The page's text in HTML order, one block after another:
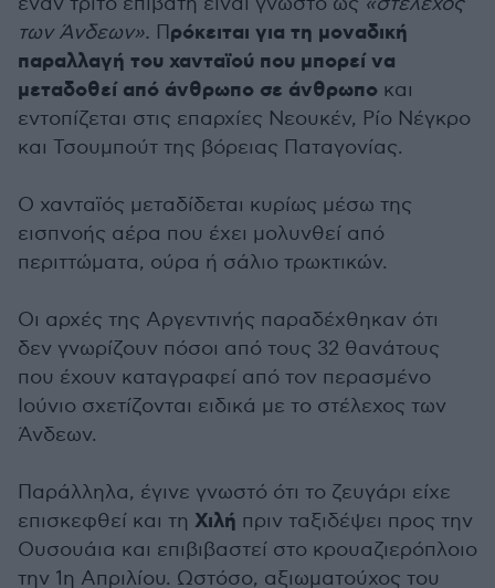
των Άνδεων». Πρόκειται για τη μοναδική
παραλλαγή του χανταϊού που μπορεί να
μεταδοθεί από άνθρωπο σε άνθρωπο και
εντοπίζεται στις επαρχίες Νεουκέν, Ρίο Νέγκρο
και Τσουμπούτ της βόρειας Παταγονίας.
Ο χανταϊός μεταδίδεται κυρίως μέσω της
εισπνοής αέρα που έχει μολυνθεί από
περιττώματα, ούρα ή σάλιο τρωκτικών.
Οι αρχές της Αργεντινής παραδέχθηκαν ότι
δεν γνωρίζουν πόσοι από τους 32 θανάτους
που έχουν καταγραφεί από τον περασμένο
Ιούνιο σχετίζονται ειδικά με το στέλεχος των
Άνδεων.
Παράλληλα, έγινε γνωστό ότι το ζευγάρι είχε
επισκεφθεί και τη Χιλή πριν ταξιδέψει προς την
Ουσουάια και επιβιβαστεί στο κρουαζιερόπλοιο
την 1η Απριλίου. Ωστόσο, αξιωματούχος του